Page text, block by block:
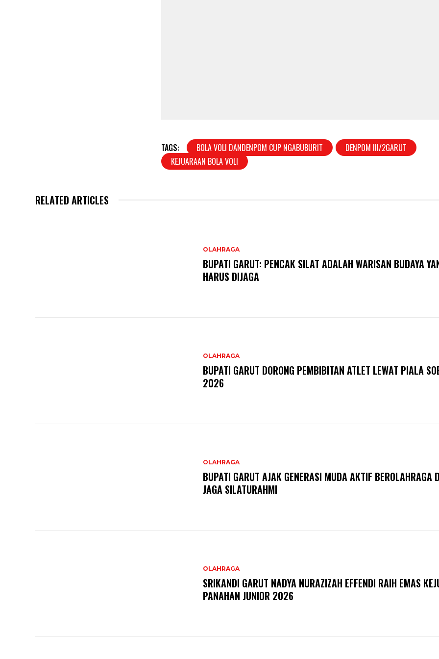
TAGS: BOLA VOLI DANDENPOM CUP NGABUBURIT
DENPOM III/2GARUT
KEJUARAAN BOLA VOLI
RELATED ARTICLES
OLAHRAGA
BUPATI GARUT: PENCAK SILAT ADALAH WARISAN BUDAYA
HARUS DIJAGA
OLAHRAGA
BUPATI GARUT DORONG PEMBIBITAN ATLET LEWAT PIALA
2026
OLAHRAGA
BUPATI GARUT AJAK GENERASI MUDA AKTIF BEROLAHRAGA
JAGA SILATURAHMI
OLAHRAGA
SRIKANDI GARUT NADYA NURAZIZAH EFFENDI RAIH EMAS
PANAHAN JUNIOR 2026